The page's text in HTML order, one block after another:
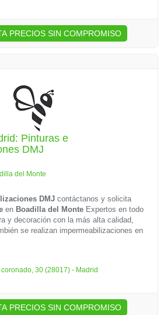
PRECIOS SIN COMPROMISO
Pinturas e
DMJ
del Monte
DMJ contáctanos y solicita
en Boadilla del Monte Expertos en todo
y decoración con la más alta calidad,
se realizan impermeabilizaciones en
30 (28017) - Madrid
PRECIOS SIN COMPROMISO